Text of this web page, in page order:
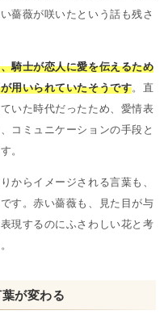
薔薇が咲いたという話も残さ
騎士が恋人に愛を伝えるため
用いられていたそうです。直
いた時代だったため、愛情表
コミュニケーションの手段と
。
からイメージされる言葉も、
す。赤い薔薇も、見た目が与
現するのにふさわしい花と考
が変わる